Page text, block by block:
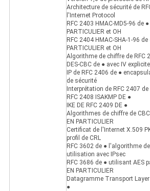
Architecture de sécurité de
l'Internet Protocol
RFC 2403 HMAC-MD5-96 de
PARTICULIER et OH
RFC 2404 HMAC-SHA-1-96
PARTICULIER et OH
Algorithme de chiffre de RFC
DES-CBC de ● avec IV explicite
IP de RFC 2406 de ●
de sécurité
Interprétation de RFC 2407
RFC 2408 ISAKMP DE ●
IKE DE RFC 2409 DE ●
Algorithmes de chiffre de
EN PARTICULIER
Certificat de l'Internet X.509
profil de CRL
RFC 3602 de ● l'algorithme
utilisation avec IPsec
RFC 3686 de ● utilisant AES
EN PARTICULIER
Datagramme Transport
●